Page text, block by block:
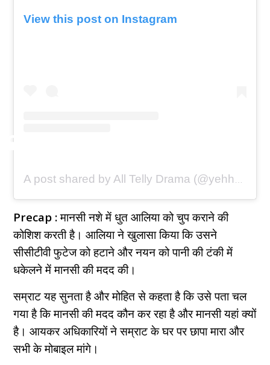
View this post on Instagram
A post shared by All Telly Drama (@yehhaichahatein_alltellydramas)
Precap :मानसी नशे में धुत आलिया को चुप कराने की
कोशिश करती है। आलिया ने खुलासा किया कि उसने
सीसीटीवी फुटेज को हटाने और नयन को पानी की टंकी में
धकेलने में मानसी की मदद की।
सम्राट यह सुनता है और मोहित से कहता है कि उसे पता चल
गया है कि मानसी की मदद कौन कर रहा है और मानसी यहां क्यों
है। आयकर अधिकारियों ने सम्राट के घर पर छापा मारा और
सभी के मोबाइल मांगे।